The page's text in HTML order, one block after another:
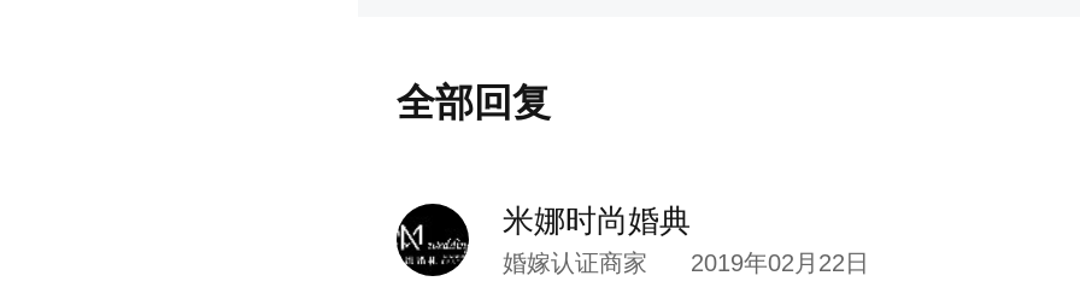
但，依然有很多 新人，对婚前保养不知如
全部回复
米娜时尚婚典
婚嫁认证商家 2019年02月22日